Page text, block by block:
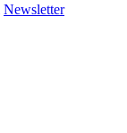
Newsletter